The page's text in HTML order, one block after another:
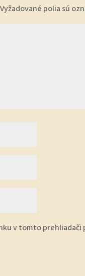
Vyžadované polia sú
v tomto